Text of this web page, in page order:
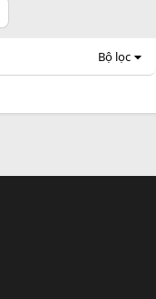
Bộ lọc